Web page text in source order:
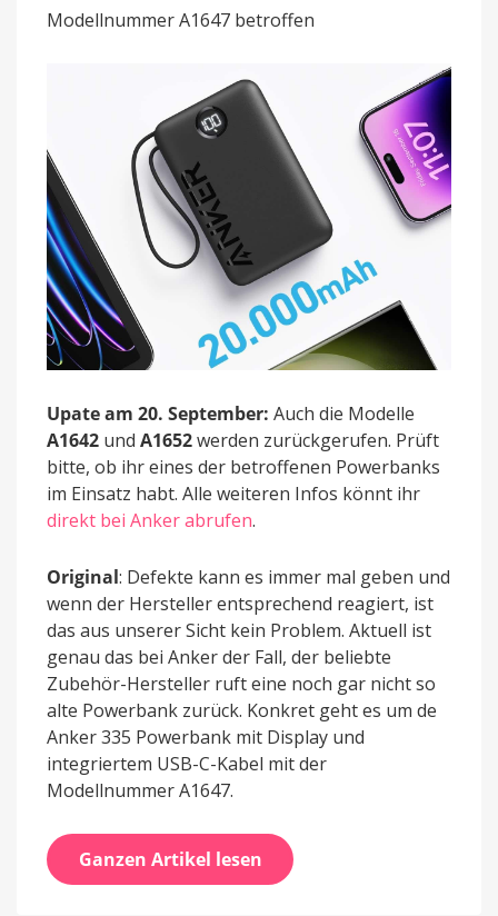
integriertem
USB-
Modellnummer A1647 betroffen
Upate am 20. September: Auch die Modelle
A1642 und A1652werden zurückgerufen. Prüft
bitte, ob ihr eines der betroffenen Powerbanks
im Einsatz habt. Alle weiteren Infos könnt ihr
direkt bei Anker abrufen.
Original: Defekte kann es immer mal geben und
wenn der Hersteller entsprechend reagiert, ist
das aus unserer Sicht kein Problem. Aktuell ist
genau das bei Anker der Fall, der beliebte
Zubehör-Hersteller ruft eine noch gar nicht so
alte Powerbank zurück. Konkret geht es um de
Anker 335 Powerbank mit Display und
integriertem USB-C-Kabel mit der
Modellnummer A1647.
Ganzen Artikel lesen